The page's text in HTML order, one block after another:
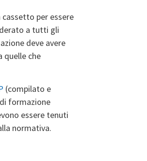
per essere
a tutti gli
deve avere
quelle che
(compilato e
formazione
essere tenuti
normativa.